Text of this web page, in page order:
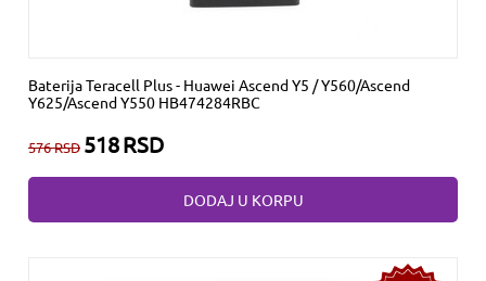
Baterija Teracell Plus - Huawei Ascend Y5 / Y560/Ascend
Y625/Ascend Y550 HB474284RBC
576RSD 518RSD
DODAJ U KORPU